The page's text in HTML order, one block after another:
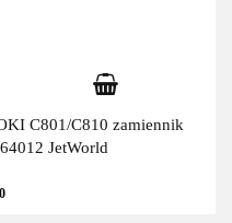
C801/C810 zamiennik
JetWorld